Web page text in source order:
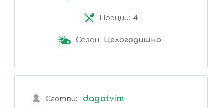
Порции: 4
Сезон: Целогодишно
Сготви: dagotvim